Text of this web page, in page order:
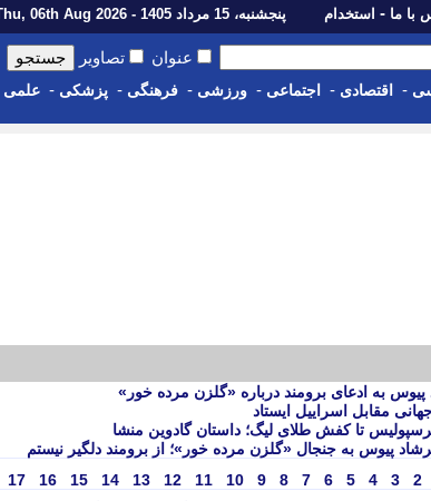
با ما - استخدام پنجشنبه، 15 مرداد 1405 - Thu, 06th Aug 2026
عنوان تصاویر
- اقتصادی - اجتماعی - ورزشی - فرهنگی - پزشکی - علمی
به ادعای برومند درباره «گلزن مرده خور»
مقابل اسراییل ایستاد
تا کفش طلای لیگ؛ داستان گادوین منشا
پیوس به جنجال «گلزن مرده خور»؛ از برومند دلگیر نیستم
2
3
4
5
6
7
8
9
10
11
12
13
14
15
16
17